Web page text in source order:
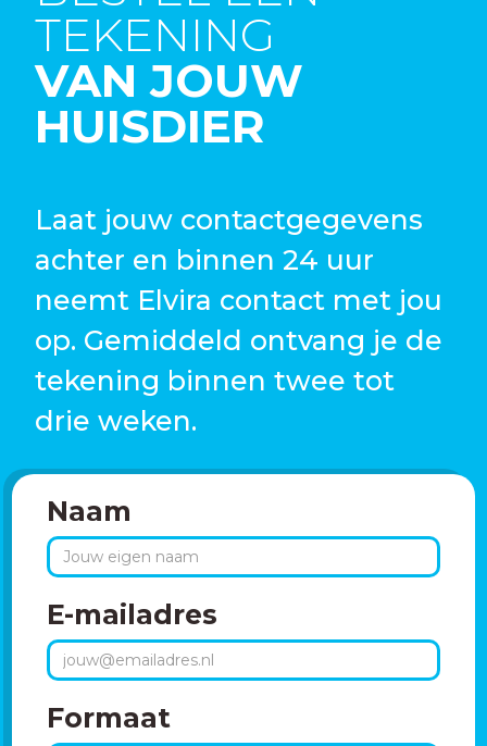
TEKENING
VAN JOUW
HUISDIER
Laat jouw contactgegevens
achter en binnen 24 uur
neemt Elvira contact met jou
op. Gemiddeld ontvang je de
tekening binnen twee tot
drie weken.
Naam
E-mailadres
Formaat